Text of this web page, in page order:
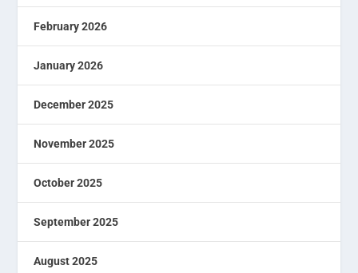
February 2026
January 2026
December 2025
November 2025
October 2025
September 2025
August 2025